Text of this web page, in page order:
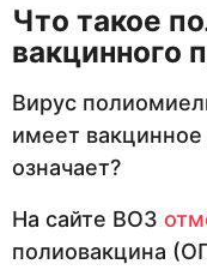
Что такое
вакцинного
Вирус
имеет
означает?
На сайте ВОЗ
полиовакцина